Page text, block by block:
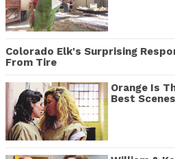
Colorado Elk's Surprising
From Tire
Orange Is
Best Scenes